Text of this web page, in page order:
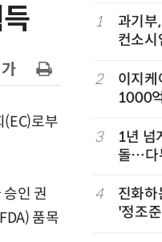
로부
인 권
품목
판정”…정
] 반도체
조원 규
1
과기부
컨소
2
이지케
1000
3
1년 넘
돌…다
4
진화
'정조